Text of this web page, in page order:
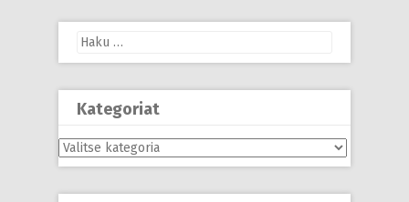
Haku:
Kategoriat
Kategoriat